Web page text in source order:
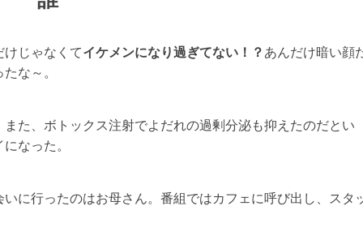
じゃなくてイケメンになり過ぎてない！？ あんだけ暗い顔
な～。
た、ボトックス注射でよだれの過剰分泌も抑えたのだとい
なった。
に行ったのはお母さん。番組ではカフェに呼び出し、スタ